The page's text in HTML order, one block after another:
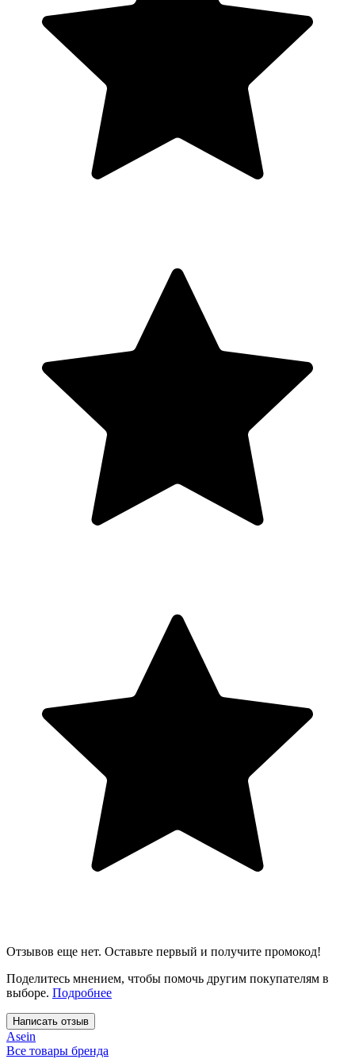
Отзывов еще нет. Оставьте первый и получите промокод!
Поделитесь мнением, чтобы помочь другим покупателям в
выборе. Подробнее
Написать отзыв
Asein
Все товары бренда